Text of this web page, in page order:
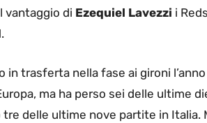
vantaggio di Ezequiel Lavezzi i
.
in trasferta nella fase ai gironi
ma ha perso sei delle ultime
delle ultime nove partite in Italia.